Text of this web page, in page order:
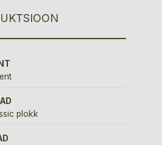
plokk